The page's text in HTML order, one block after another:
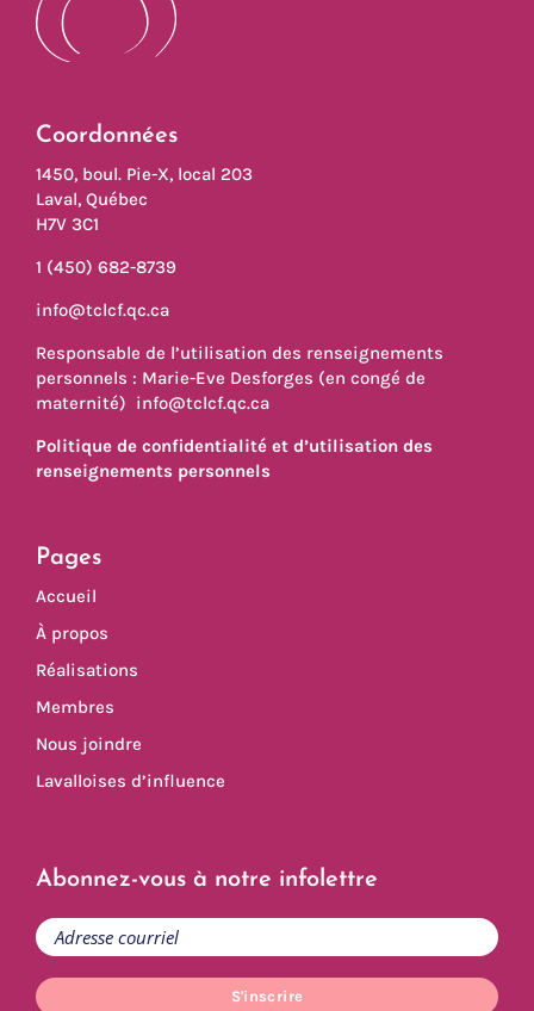
Coordonnées
1450, boul. Pie-X, local 203
Laval, Québec
H7V 3C1
1 (450) 682-8739
info@tclcf.qc.ca
Responsable de l’utilisation des renseignements
personnels : Marie-Eve Desforges (en congé de
maternité) info@tclcf.qc.ca
Politique de confidentialité et d’utilisation des
renseignements personnels
Pages
Accueil
À propos
Réalisations
Membres
Nous joindre
Lavalloises d’influence
Abonnez-vous à notre infolettre